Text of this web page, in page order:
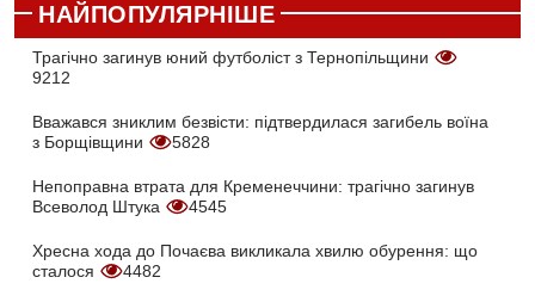
НАЙПОПУЛЯРНІШЕ
Трагічно загинув юний футболіст з Тернопільщини
9212
Вважався зниклим безвісти: підтвердилася загибель воїна
з Борщівщини
5828
Непоправна втрата для Кременеччини: трагічно загинув
Всеволод Штука
4545
Хресна хода до Почаєва викликала хвилю обурення: що
сталося
4482